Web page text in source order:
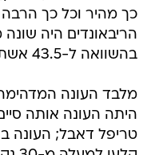
כך מהיר וכל כך
בהשוואה ל-43.5 אשתקד.
מלבד העונה
היתה העונה אותה
טריפל דאבל; העונה